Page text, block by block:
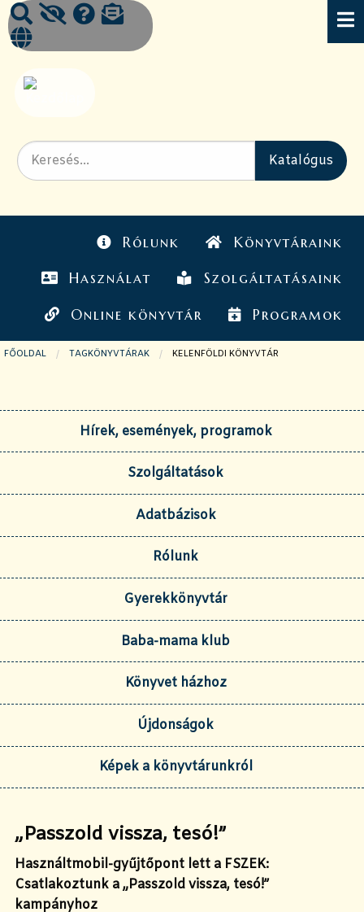
Rólunk Könyvtáraink
Használat Szolgáltatásaink
Online könyvtár Programok
FŐOLDAL TAGKÖNYVTÁRAK JELENLEGI OLDAL:
KELENFÖLDI KÖNYVTÁR
Hírek, események, programok
Szolgáltatások
Adatbázisok
Rólunk
Gyerekkönyvtár
Baba-mama klub
Könyvet házhoz
Újdonságok
Képek a könyvtárunkról
„Passzold vissza, tesó!”
Használtmobil-gyűjtőpont lett a FSZEK:
Csatlakoztunk a „Passzold vissza, tesó!”
kampányhoz